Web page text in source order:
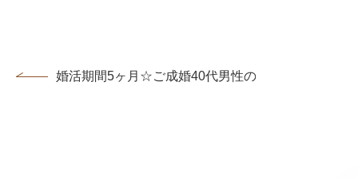
婚活期間5ヶ月☆ご成婚40代男性のお住まいはナン